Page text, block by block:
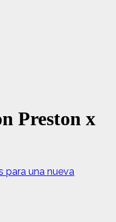
Preston x
para una nueva